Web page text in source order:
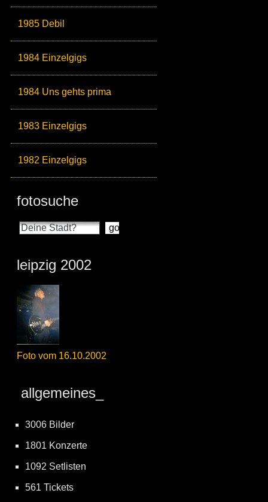
1985 Debil
1984 Einzelgigs
1984 Uns gehts prima
1983 Einzelgigs
1982 Einzelgigs
fotosuche
leipzig 2002
Foto vom 16.10.2002
allgemeines_
3006 Bilder
1801 Konzerte
1092 Setlisten
561 Tickets